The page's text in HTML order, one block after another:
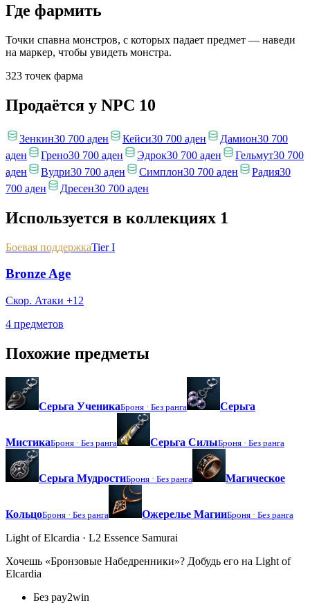
Где фармить
Точки спавна монстров, с которых падает предмет — наведи
на маркер, чтобы увидеть монстра.
323 точек фарма
Продаётся у NPC 10
Зенкин30 700 аден Кейси30 700 аден Дамион30 700
аден
Грено30 700 аден Эдрок30 700 аден Гельмут30 700
аден
Вудри30 700 аден Симплон30 700 аден Радия30
700 аден
Дресен30 700 аден
Используется в коллекциях 1
Боевая поддержкаTier I
Bronze Age
Скор. Атаки +12
4 предметов
Похожие предметы
Серьга УченикаБроня · Без ранга Серьга
МистикаБроня · Без ранга Серьга СилыБроня · Без ранга
Серьга МудростиБроня · Без ранга Магическое
КольцоБроня · Без ранга Ожерелье МагииБроня · Без ранга
Light of Elcardia · L2 Essence Samurai
Хочешь «Бронзовые Набедренники»? Добудь его на Light of
Elcardia
Без pay2win